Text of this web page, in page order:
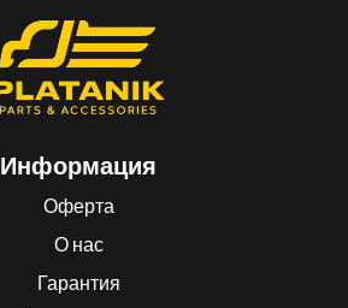
Информация
Оферта
О нас
Гарантия